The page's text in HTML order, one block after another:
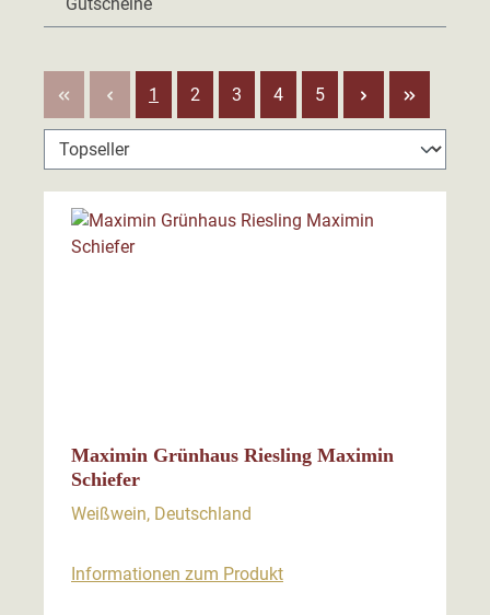
Seite
1 Seite
2 Seite
3 Seite
4 Seite
5
Maximin Grünhaus Riesling Maximin
Schiefer
Weißwein, Deutschland
Informationen zum Produkt